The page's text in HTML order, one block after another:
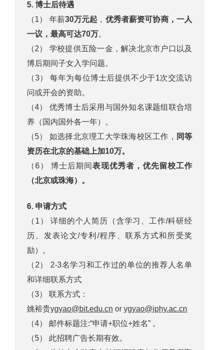
5. 博士后待遇
（1） 年薪30万元起 ， 优秀者薪资可协商，一人
一议，最高可达70万。
（2） 学校提供五险一金，解决北京市户口以及
博后期间子女入学问题。
（3） 每年为每位博士后提供不少于1次交流访
问或开会的资助。
（4） 优秀博士后采用与国外知名课题组联合培
养（国内国外各一年）。
（5） 如选择北京理工大学珠海校区工作， 同等
资历在北京的基础上加10万。
（6） 博士后期间表现优秀者，优先留校工作
（北京或珠海）。
6. 申请方式
（1） 详细的个人简历（含学习、工作/科研经
历、发表论文/专利/程序、联系方式和所受奖
励）。
（2） 2-3名学习和工作过的单位的推荐人名单
和详细联系方式
（3） 联系方式：
姚裕贵ygyao@bit.edu.cn or ygyao@iphy.ac.cn
（4） 邮件标题注:“申请+职位+姓名” 。
（5） 此招聘广告长期有效。